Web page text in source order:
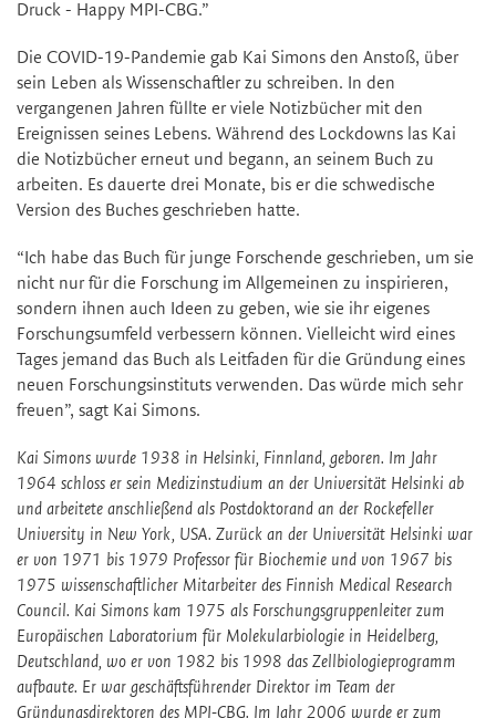
Druck - Happy MPI-CBG.”
Die COVID-19-Pandemie gab Kai Simons den Anstoß, über
sein Leben als Wissenschaftler zu schreiben. In den
vergangenen Jahren füllte er viele Notizbücher mit den
Ereignissen seines Lebens. Während des Lockdowns las Kai
die Notizbücher erneut und begann, an seinem Buch zu
arbeiten. Es dauerte drei Monate, bis er die schwedische
Version des Buches geschrieben hatte.
“Ich habe das Buch für junge Forschende geschrieben, um sie
nicht nur für die Forschung im Allgemeinen zu inspirieren,
sondern ihnen auch Ideen zu geben, wie sie ihr eigenes
Forschungsumfeld verbessern können. Vielleicht wird eines
Tages jemand das Buch als Leitfaden für die Gründung eines
neuen Forschungsinstituts verwenden. Das würde mich sehr
freuen”, sagt Kai Simons.
Kai Simons wurde 1938 in Helsinki, Finnland, geboren. Im Jahr
1964 schloss er sein Medizinstudium an der Universität Helsinki ab
und arbeitete anschließend als Postdoktorand an der Rockefeller
University in New York, USA. Zurück an der Universität Helsinki war
er von 1971 bis 1979 Professor für Biochemie und von 1967 bis
1975 wissenschaftlicher Mitarbeiter des Finnish Medical Research
Council. Kai Simons kam 1975 als Forschungsgruppenleiter zum
Europäischen Laboratorium für Molekularbiologie in Heidelberg,
Deutschland, wo er von 1982 bis 1998 das Zellbiologieprogramm
aufbaute. Er war geschäftsführender Direktor im Team der
Gründungsdirektoren des MPI-CBG. Im Jahr 2006 wurde er zum